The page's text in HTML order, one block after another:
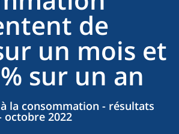
de
un mois et
sur un an
la consommation - résultats
octobre 2022